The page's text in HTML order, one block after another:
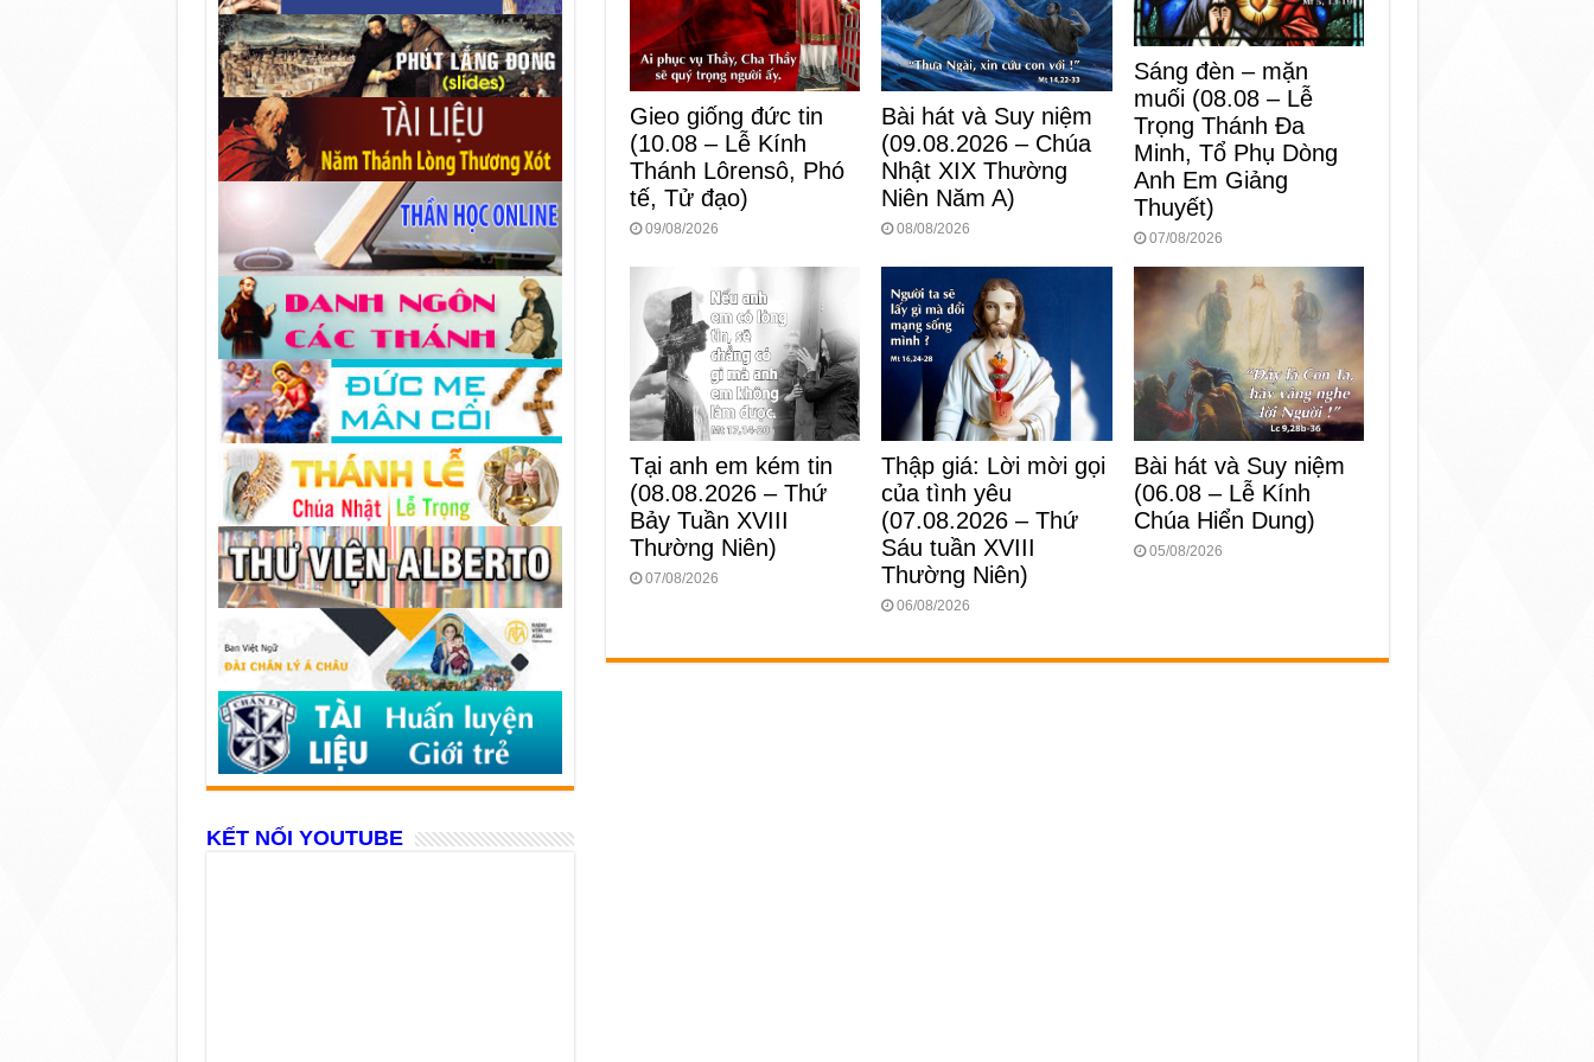
Gieo giống đức tin
(10.08 – Lễ Kính
Thánh Lôrensô, Phó
tế, Tử đạo)
09/08/2026
Bài hát và Suy niệm
(09.08.2026 – Chúa
Nhật XIX Thường
Niên Năm A)
08/08/2026
Sáng đèn – mặn
muối (08.08 – Lễ
Trọng Thánh Đa
Minh, Tổ Phụ Dòng
Anh Em Giảng
Thuyết)
07/08/2026
Tại anh em kém tin
(08.08.2026 – Thứ
Bảy Tuần XVIII
Thường Niên)
07/08/2026
Thập giá: Lời mời gọi
của tình yêu
(07.08.2026 – Thứ
Sáu tuần XVIII
Thường Niên)
06/08/2026
Bài hát và Suy niệm
(06.08 – Lễ Kính
Chúa Hiển Dung)
05/08/2026
KẾT NỐI YOUTUBE